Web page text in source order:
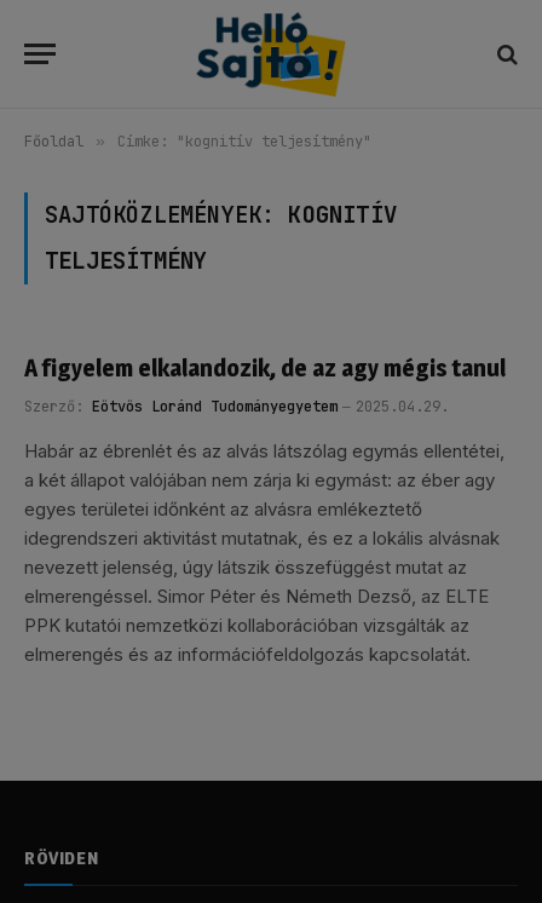
Főoldal » Címke: "kognitív teljesítmény"
SAJTÓKÖZLEMÉNYEK: KOGNITÍV
TELJESÍTMÉNY
A figyelem elkalandozik, de az agy mégis tanul
Szerző: Eötvös Loránd Tudományegyetem 2025.04.29.
Habár az ébrenlét és az alvás látszólag egymás ellentétei,
a két állapot valójában nem zárja ki egymást: az éber agy
egyes területei időnként az alvásra emlékeztető
idegrendszeri aktivitást mutatnak, és ez a lokális alvásnak
nevezett jelenség, úgy látszik összefüggést mutat az
elmerengéssel. Simor Péter és Németh Dezső, az ELTE
PPK kutatói nemzetközi kollaborációban vizsgálták az
elmerengés és az információfeldolgozás kapcsolatát.
RÖVIDEN